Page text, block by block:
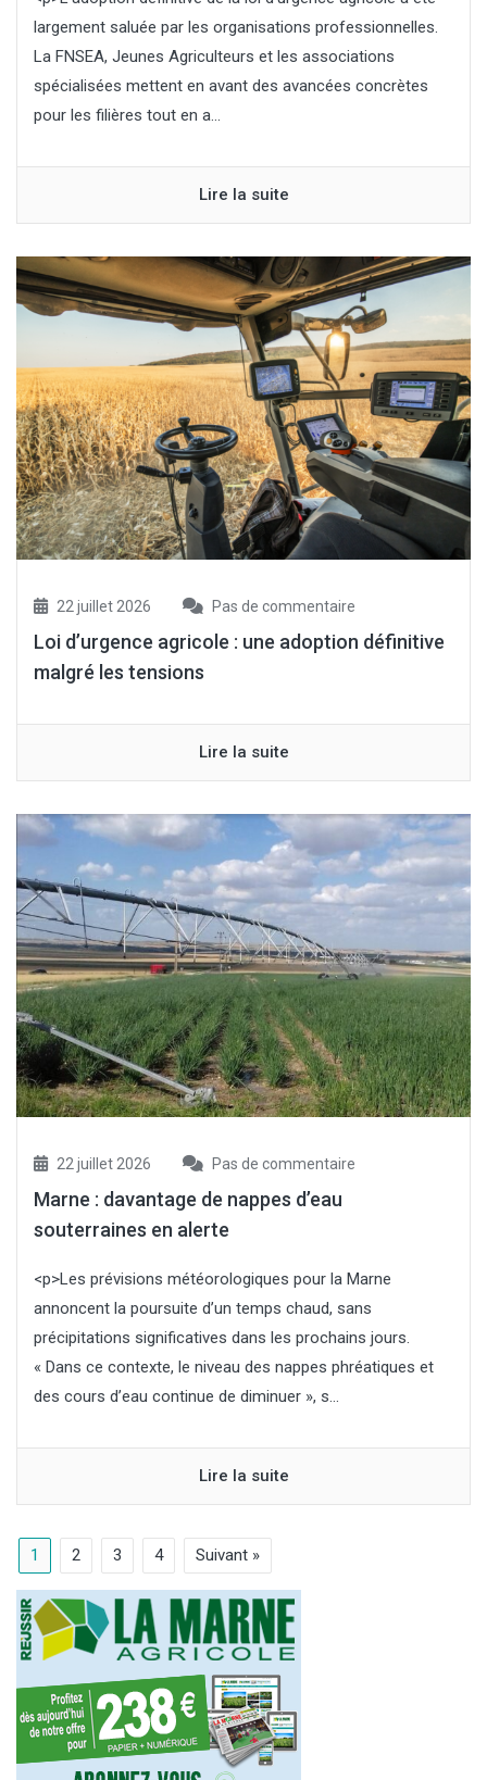
largement saluée par les organisations professionnelles.
La FNSEA, Jeunes Agriculteurs et les associations
spécialisées mettent en avant des avancées concrètes
pour les filières tout en a...
Lire la suite
22 juillet 2026 Pas de commentaire
Loi d’urgence agricole : une adoption définitive
malgré les tensions
Lire la suite
22 juillet 2026 Pas de commentaire
Marne : davantage de nappes d’eau
souterraines en alerte
<p>Les prévisions météorologiques pour la Marne
annoncent la poursuite d’un temps chaud, sans
précipitations significatives dans les prochains jours.
« Dans ce contexte, le niveau des nappes phréatiques et
des cours d’eau continue de diminuer », s...
Lire la suite
1 2 3 4 Suivant »